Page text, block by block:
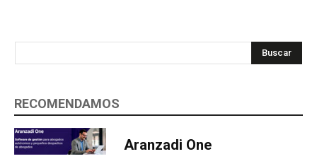
Buscar
RECOMENDAMOS
Aranzadi One